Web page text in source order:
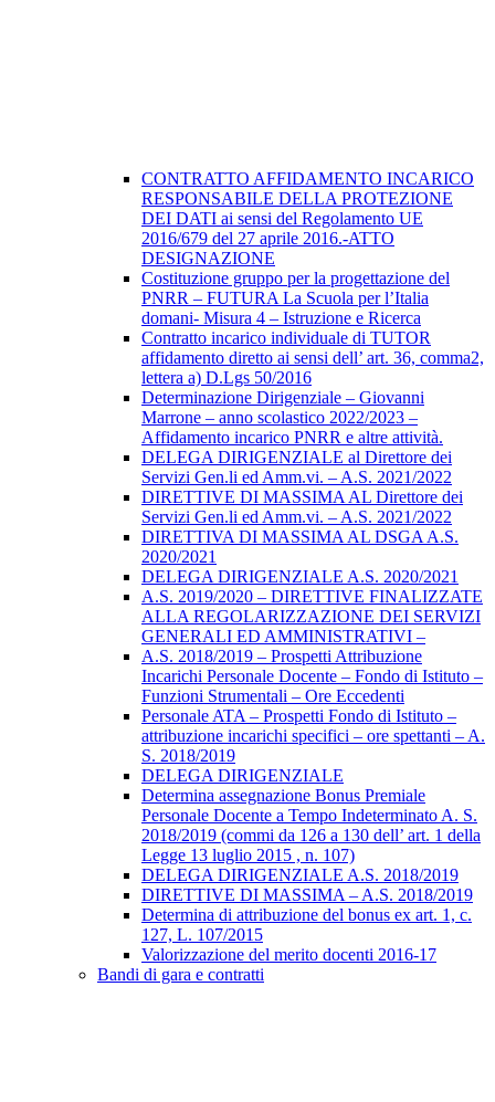
CONTRATTO AFFIDAMENTO INCARICO
RESPONSABILE DELLA PROTEZIONE
DEI DATI ai sensi del Regolamento UE
2016/679 del 27 aprile 2016.-ATTO
DESIGNAZIONE
Costituzione gruppo per la progettazione del
PNRR – FUTURA La Scuola per l’Italia
domani- Misura 4 – Istruzione e Ricerca
Contratto incarico individuale di TUTOR
affidamento diretto ai sensi dell’ art. 36, comma2,
lettera a) D.Lgs 50/2016
Determinazione Dirigenziale – Giovanni
Marrone – anno scolastico 2022/2023 –
Affidamento incarico PNRR e altre attività.
DELEGA DIRIGENZIALE al Direttore dei
Servizi Gen.li ed Amm.vi. – A.S. 2021/2022
DIRETTIVE DI MASSIMA AL Direttore dei
Servizi Gen.li ed Amm.vi. – A.S. 2021/2022
DIRETTIVA DI MASSIMA AL DSGA A.S.
2020/2021
DELEGA DIRIGENZIALE A.S. 2020/2021
A.S. 2019/2020 – DIRETTIVE FINALIZZATE
ALLA REGOLARIZZAZIONE DEI SERVIZI
GENERALI ED AMMINISTRATIVI –
A.S. 2018/2019 – Prospetti Attribuzione
Incarichi Personale Docente – Fondo di Istituto –
Funzioni Strumentali – Ore Eccedenti
Personale ATA – Prospetti Fondo di Istituto –
attribuzione incarichi specifici – ore spettanti – A.
S. 2018/2019
DELEGA DIRIGENZIALE
Determina assegnazione Bonus Premiale
Personale Docente a Tempo Indeterminato A. S.
2018/2019 (commi da 126 a 130 dell’ art. 1 della
Legge 13 luglio 2015 , n. 107)
DELEGA DIRIGENZIALE A.S. 2018/2019
DIRETTIVE DI MASSIMA – A.S. 2018/2019
Determina di attribuzione del bonus ex art. 1, c.
127, L. 107/2015
Valorizzazione del merito docenti 2016-17
Bandi di gara e contratti